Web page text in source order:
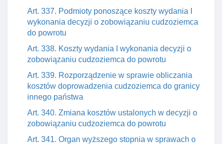
Art. 337. Podmioty ponoszące koszty wydania I
wykonania decyzji o zobowiązaniu cudzoziemca
do powrotu
Art. 338. Koszty wydania I wykonania decyzji o
zobowiązaniu cudzoziemca do powrotu
Art. 339. Rozporządzenie w sprawie obliczania
kosztów doprowadzenia cudzoziemca do granicy
innego państwa
Art. 340. Zmiana kosztów ustalonych w decyzji o
zobowiązaniu cudzoziemca do powrotu
Art. 341. Organ wyższego stopnia w sprawach o